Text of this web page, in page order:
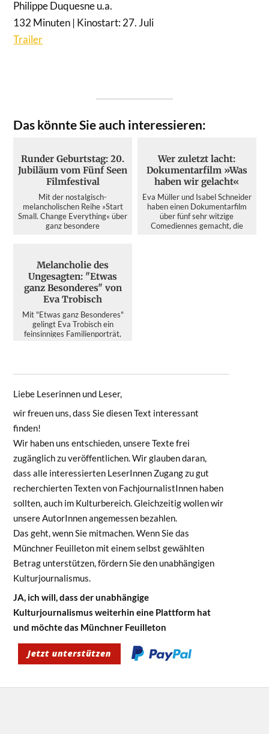
Philippe Duquesne u.a.
132 Minuten | Kinostart: 27. Juli
Trailer
Das könnte Sie auch interessieren:
Runder Geburtstag: 20.
Jubiläum vom Fünf Seen
Filmfestival
Mit der nostalgisch-
melancholischen Reihe »Start
Small. Change Everything« über
ganz besondere
Wer zuletzt lacht:
Dokumentarfilm »Was
haben wir gelacht«
Eva Müller und Isabel Schneider
haben einen Dokumentarfilm
über fünf sehr witzige
Comediennes gemacht, die
Melancholie des
Ungesagten: "Etwas
ganz Besonderes" von
Eva Trobisch
Mit "Etwas ganz Besonderes"
gelingt Eva Trobisch ein
feinsinniges Familienporträt,
Liebe Leserinnen und Leser,
wir freuen uns, dass Sie diesen Text interessant
finden!
Wir haben uns entschieden, unsere Texte frei
zugänglich zu veröffentlichen. Wir glauben daran,
dass alle interessierten LeserInnen Zugang zu gut
recherchierten Texten von FachjournalistInnen haben
sollten, auch im Kulturbereich. Gleichzeitig wollen wir
unsere AutorInnen angemessen bezahlen.
Das geht, wenn Sie mitmachen. Wenn Sie das
Münchner Feuilleton mit einem selbst gewählten
Betrag unterstützen, fördern Sie den unabhängigen
Kulturjournalismus.
JA, ich will, dass der unabhängige
Kulturjournalismus weiterhin eine Plattform hat
und möchte das Münchner Feuilleton